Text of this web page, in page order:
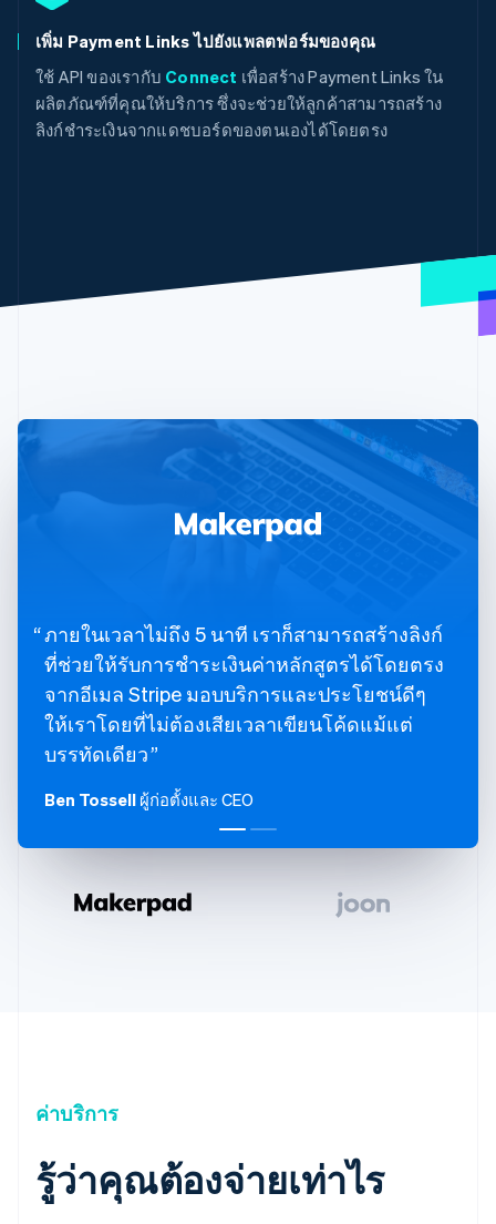
เพิ่ม Payment Links ไปยังแพลตฟอร์มของคุณ
ใช้ API ของเรากับ Connect เพื่อสร้าง Payment Links ใน
ผลิตภัณฑ์ที่คุณให้บริการ ซึ่งจะช่วยให้ลูกค้าสามารถสร้าง
ลิงก์ชำระเงินจากแดชบอร์ดของตนเองได้โดยตรง
ภายในเวลาไม่ถึง 5 นาที เราก็สามารถสร้างลิงก์
ที่ช่วยให้รับการชำระเงินค่าหลักสูตรได้โดยตรง
จากอีเมล Stripe มอบบริการและประโยชน์ดีๆ
ให้เราโดยที่ไม่ต้องเสียเวลาเขียนโค้ดแม้แต่
บรรทัดเดียว
Ben Tossell ผู้ก่อตั้งและ CEO
ค่าบริการ
รู้ว่าคุณต้องจ่ายเท่าไร